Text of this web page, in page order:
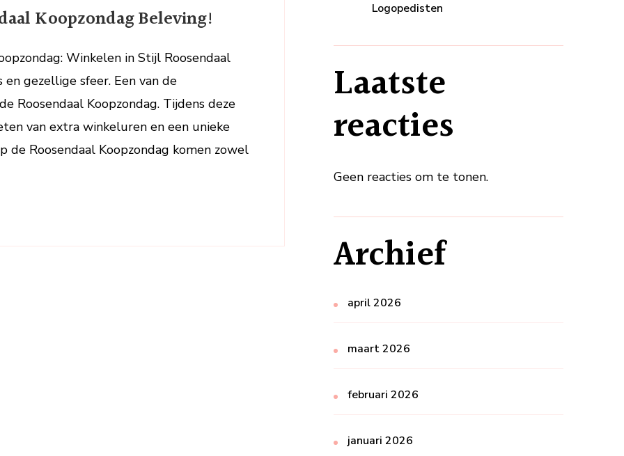
de
Roosendaal
Beleving!
Koopzondag Beleving!
Winkelen in Stijl Roosendaal
gezellige sfeer. Een van de
Roosendaal Koopzondag. Tijdens deze
van extra winkeluren en een unieke
Roosendaal Koopzondag komen zowel
Logopedisten
Laatste
reacties
Geen reacties om te tonen.
Archief
april 2026
maart 2026
februari 2026
januari 2026